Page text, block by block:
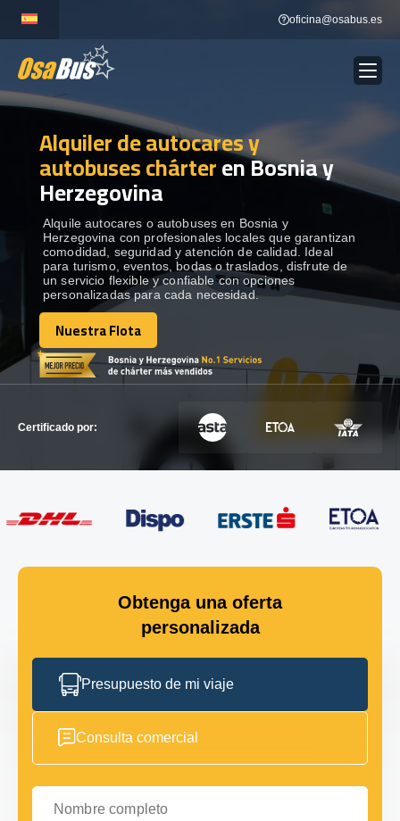
content
oficina@osabus.es
ALQUILER DE AUTOCARES Show dropdown
DESTINOS Show dropdown
RECORRIDAS Show dropdown
FLOTA
CONTÁCTENOS
CONTÁCTENOS
Alquiler de autocares y
autobuses chárteren Bosnia y
Herzegovina
Alquile autocares o autobuses en Bosnia y
Herzegovina con profesionales locales que garantizan
comodidad, seguridad y atención de calidad. Ideal
para turismo, eventos, bodas o traslados, disfrute de
un servicio flexible y confiable con opciones
personalizadas para cada necesidad.
Nuestra Flota
Nuestra Flota
Certificado por:
Obtenga una oferta
personalizada
Presupuesto de mi viaje
Consulta comercial
Nombre completo